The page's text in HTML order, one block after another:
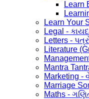
Learn
Learn Your
Legal -
Letters -
Literature
Mantra
Marketing -
Marriage
Maths -